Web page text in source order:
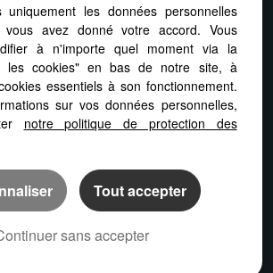
offrir un confort de lecture permanent, depuis
votre tablette ou votre smartphone, notre site
automatiquement aux différents types d'écrans
Logiciel de transaction
uniquement les données personnelles
vous avez donné votre accord. Vous
à n'importe quel moment via la
les cookies" en bas de notre site, à
essentiels à son fonctionnement.
sur vos données personnelles,
notre politique de protection des
Tout accepter
sans accepter